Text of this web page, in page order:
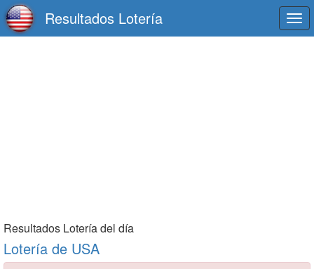
Resultados Lotería
Resultados Lotería del día
Lotería de USA